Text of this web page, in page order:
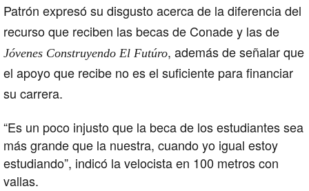
Patrón expresó su disgusto acerca de la diferencia del
recurso que reciben las becasde Conadey las de
Jóvenes Construyendo El Futúro, además de señalar que
el apoyo que recibe no es el suficiente para financiar
su carrera.
“Es un poco injusto que la beca de los estudiantes sea
más grande que la nuestra, cuando yo igual estoy
estudiando”, indicó la velocista en 100 metros con
vallas.